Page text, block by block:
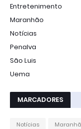
Entretenimento
Maranhão
Notícias
Penalva
São Luis
Uema
MARCADORES
Notícias